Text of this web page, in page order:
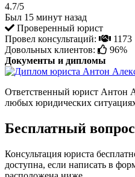
4.7/5
Был 15 минут назад
Проверенный юрист
Провел консультаций:
1173
Довольных клиентов:
96%
Документы и дипломы
Ответственный юрист Антон
любых юридических
Бесплатный
Консультация юриста
доступна, если написать в